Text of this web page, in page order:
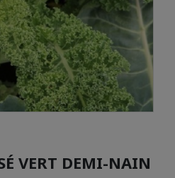
VERT DEMI-NAIN